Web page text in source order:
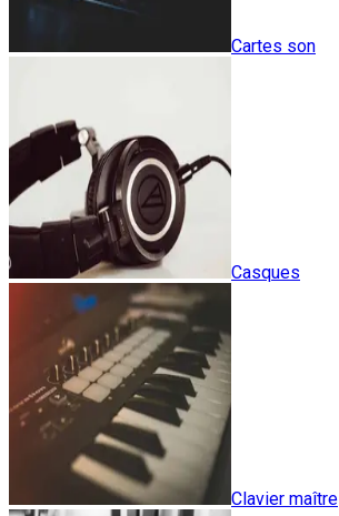
Cartes son
Casques
Clavier maître